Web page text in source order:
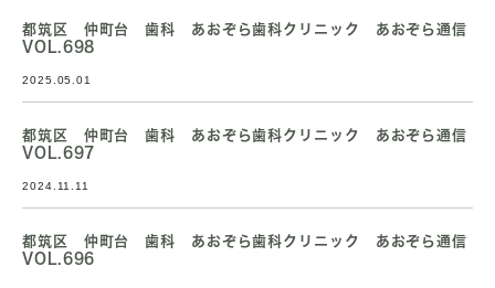
都筑区 仲町台 歯科 あおぞら歯科クリニック あおぞら通信
VOL.698
2025.05.01
都筑区 仲町台 歯科 あおぞら歯科クリニック あおぞら通信
VOL.697
2024.11.11
都筑区 仲町台 歯科 あおぞら歯科クリニック あおぞら通信
VOL.696